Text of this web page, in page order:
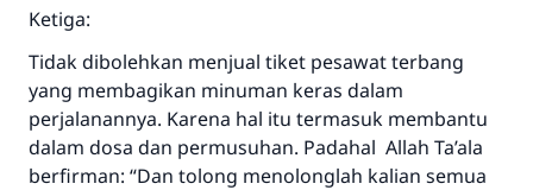
Ketiga:
Tidak dibolehkan menjual tiket pesawat terbang
yang membagikan minuman keras dalam
perjalanannya. Karena hal itu termasuk membantu
dalam dosa dan permusuhan. Padahal Allah Ta’ala
berfirman: “Dan tolong menolonglah kalian semua
Saham